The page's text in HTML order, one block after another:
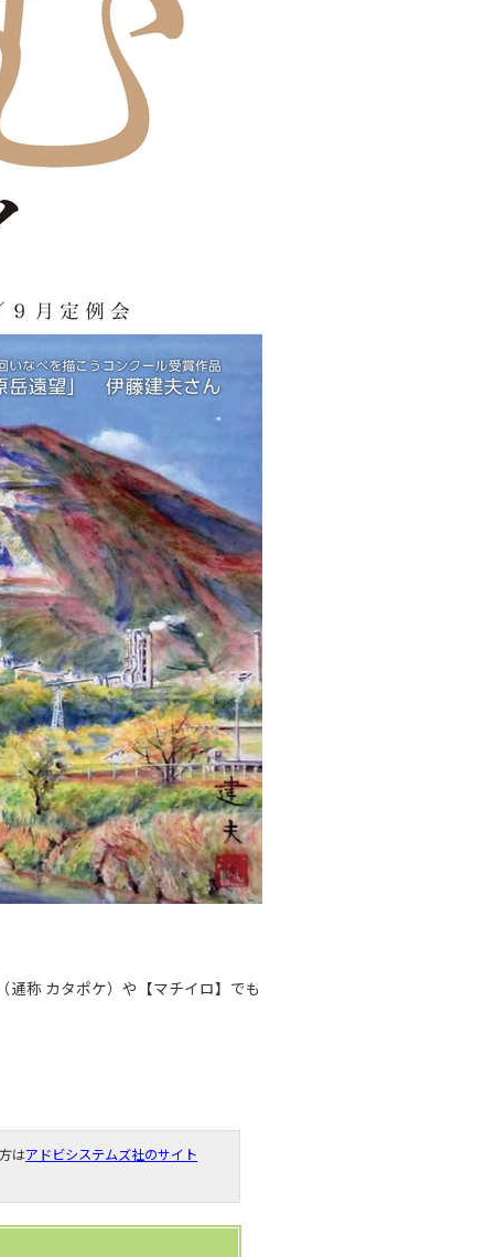
通称 カタポケ）や【マチイロ】でも
はアドビシステムズ社のサイト